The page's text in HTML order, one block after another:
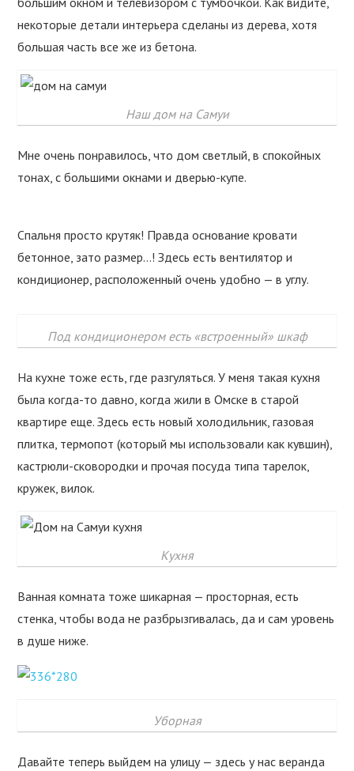
некоторые детали интерьера сделаны из дерева, хотя
большая часть все же из бетона.
Наш дом на Самуи
Мне очень понравилось, что дом светлый, в спокойных
тонах, с большими окнами и дверью-купе.
Спальня просто крутяк! Правда основание кровати
бетонное, зато размер…! Здесь есть вентилятор и
кондиционер, расположенный очень удобно — в углу.
Под кондиционером есть «встроенный» шкаф
На кухне тоже есть, где разгуляться. У меня такая кухня
была когда-то давно, когда жили в Омске в старой
квартире еще. Здесь есть новый холодильник, газовая
плитка, термопот (который мы использовали как кувшин),
кастрюли-сковородки и прочая посуда типа тарелок,
кружек, вилок.
Кухня
Ванная комната тоже шикарная — просторная, есть
стенка, чтобы вода не разбрызгивалась, да и сам уровень
в душе ниже.
Уборная
Давайте теперь выйдем на улицу — здесь у нас веранда